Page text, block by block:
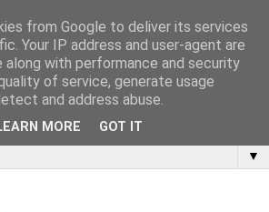
▼
from Google to deliver its services
Your IP address and user-agent are
along with performance and security
of service, generate usage
and address abuse.
MORE GOT IT